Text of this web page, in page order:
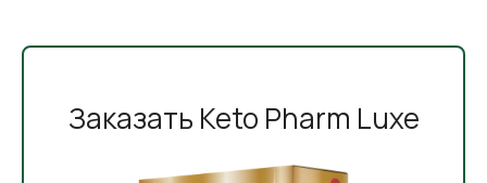
Заказать Keto Pharm Luxe